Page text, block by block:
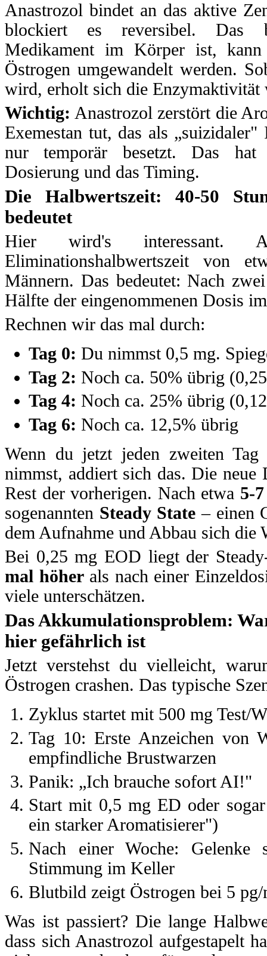
Anastrozol bindet an das aktive
blockiert es reversibel. Das
Medikament im Körper ist, kann
Östrogen umgewandelt werden.
wird, erholt sich die Enzymaktivität
Wichtig: Anastrozol zerstört die
Exemestan tut, das als
nur temporär besetzt. Das hat
Dosierung und das Timing.
Die Halbwertszeit: 40-50
bedeutet
Hier wird's interessant.
Eliminationshalbwertszeit von
Männern. Das bedeutet: Nach
Hälfte der eingenommenen Dosis
Rechnen wir das mal durch:
Tag 0: Du nimmst 0,5 mg.
Tag 2: Noch ca. 50% übrig
Tag 4: Noch ca. 25% übrig
Tag 6: Noch ca. 12,5% übrig
Wenn du jetzt jeden zweiten
nimmst, addiert sich das. Die neue
Rest der vorherigen. Nach etwa 5-
sogenannten Steady State – einen
dem Aufnahme und Abbau sich die
Bei 0,25 mg EOD liegt der
mal höherals nach einer
viele unterschätzen.
Das Akkumulationsproblem:
hier gefährlich ist
Jetzt verstehst du vielleicht,
Östrogen crashen. Das typische
Zyklus startet mit 500 mg Test/
Tag 10: Erste Anzeichen von
empfindliche Brustwarzen
Panik: „Ich brauche sofort AI!"
Start mit 0,5 mg ED oder
ein starker Aromatisierer")
Nach einer Woche: Gelenke
Stimmung im Keller
Blutbild zeigt Östrogen bei 5
Was ist passiert? Die lange
dass sich Anastrozol aufgestapelt